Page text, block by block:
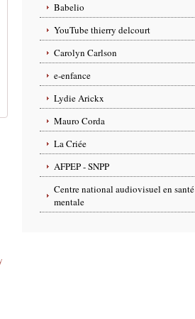
Babelio
YouTube thierry delcourt
Carolyn Carlson
e-enfance
Lydie Arickx
Mauro Corda
La Criée
AFPEP - SNPP
Centre national audiovisuel en santé
mentale